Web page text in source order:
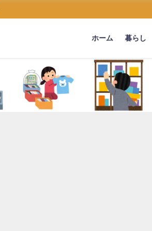
ホーム 暮らし